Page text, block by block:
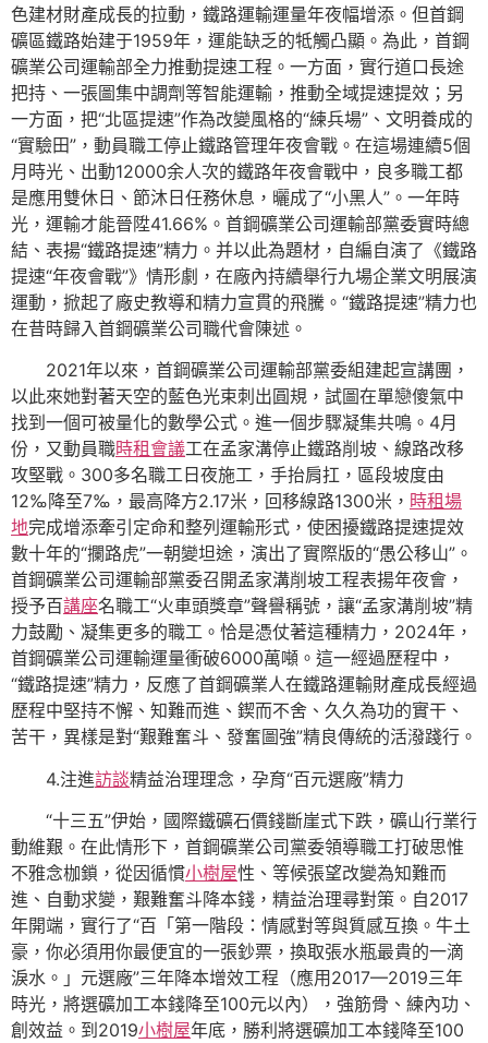
色建材財產成長的拉動，鐵路運輸運量年夜幅增添。但首鋼
礦區鐵路始建于1959年，運能缺乏的牴觸凸顯。為此，首鋼
礦業公司運輸部全力推動提速工程。一方面，實行道口長途
把持、一張圖集中調劑等智能運輸，推動全域提速提效；另
一方面，把“北區提速”作為改變風格的“練兵場”、文明養成的
“實驗田”，動員職工停止鐵路管理年夜會戰。在這場連續5個
月時光、出動12000余人次的鐵路年夜會戰中，良多職工都
是應用雙休日、節沐日任務休息，曬成了“小黑人”。一年時
光，運輸才能晉陞41.66%。首鋼礦業公司運輸部黨委實時總
結、表揚“鐵路提速”精力。并以此為題材，自編自演了《鐵路
提速“年夜會戰”》情形劇，在廠內持續舉行九場企業文明展演
運動，掀起了廠史教導和精力宣貫的飛騰。“鐵路提速”精力也
在昔時歸入首鋼礦業公司職代會陳述。
2021年以來，首鋼礦業公司運輸部黨委組建起宣講團，
以此來她對著天空的藍色光束刺出圓規，試圖在單戀傻氣中
找到一個可被量化的數學公式。進一個步驟凝集共鳴。4月
份，又動員職時租會議工在孟家溝停止鐵路削坡、線路改移
攻堅戰。300多名職工日夜施工，手抬肩扛，區段坡度由
12‰降至7‰，最高降方2.17米，回移線路1300米， 時租場
地完成增添牽引定命和整列運輸形式，使困擾鐵路提速提效
數十年的“攔路虎”一朝變坦途，演出了實際版的“愚公移山”。
首鋼礦業公司運輸部黨委召開孟家溝削坡工程表揚年夜會，
授予百講座名職工“火車頭獎章”聲譽稱號，讓“孟家溝削坡”精
力鼓勵、凝集更多的職工。恰是憑仗著這種精力，2024年，
首鋼礦業公司運輸運量衝破6000萬噸。這一經過歷程中，
“鐵路提速”精力，反應了首鋼礦業人在鐵路運輸財產成長經過
歷程中堅持不懈、知難而進、鍥而不舍、久久為功的實干、
苦干，異樣是對“艱難奮斗、發奮圖強”精良傳統的活潑踐行。
4.注進訪談精益治理理念，孕育“百元選廠”精力
“十三五”伊始，國際鐵礦石價錢斷崖式下跌，礦山行業行
動維艱。在此情形下，首鋼礦業公司黨委領導職工打破思惟
不雅念枷鎖，從因循慣小樹屋性、等候張望改變為知難而
進、自動求變，艱難奮斗降本錢，精益治理尋對策。自2017
年開端，實行了“百「第一階段：情感對等與質感互換。牛土
豪，你必須用你最便宜的一張鈔票，換取張水瓶最貴的一滴
淚水。」元選廠”三年降本增效工程（應用2017—2019三年
時光，將選礦加工本錢降至100元以內），強筋骨、練內功、
創效益。到2019小樹屋年底，勝利將選礦加工本錢降至100